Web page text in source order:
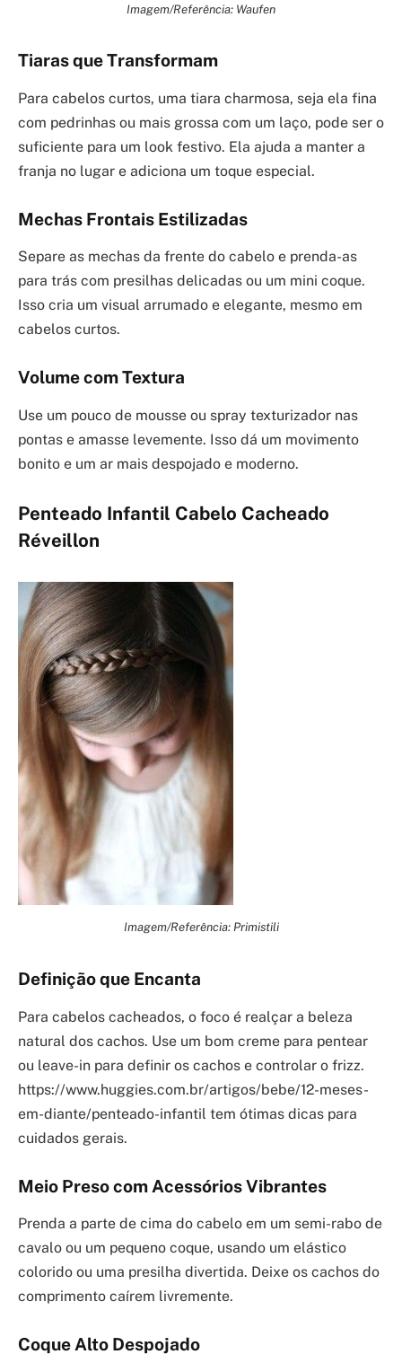
Imagem/Referência: Waufen
Tiaras que Transformam
Para cabelos curtos, uma tiara charmosa, seja ela fina
com pedrinhas ou mais grossa com um laço, pode ser o
suficiente para um look festivo. Ela ajuda a manter a
franja no lugar e adiciona um toque especial.
Mechas Frontais Estilizadas
Separe as mechas da frente do cabelo e prenda-as
para trás com presilhas delicadas ou um mini coque.
Isso cria um visual arrumado e elegante, mesmo em
cabelos curtos.
Volume com Textura
Use um pouco de mousse ou spray texturizador nas
pontas e amasse levemente. Isso dá um movimento
bonito e um ar mais despojado e moderno.
Penteado Infantil Cabelo Cacheado
Réveillon
Imagem/Referência: Primistili
Definição que Encanta
Para cabelos cacheados, o foco é realçar a beleza
natural dos cachos. Use um bom creme para pentear
ou leave-in para definir os cachos e controlar o frizz.
https://www.huggies.com.br/artigos/bebe/12-meses-
em-diante/penteado-infantil tem ótimas dicas para
cuidados gerais.
Meio Preso com Acessórios Vibrantes
Prenda a parte de cima do cabelo em um semi-rabo de
cavalo ou um pequeno coque, usando um elástico
colorido ou uma presilha divertida. Deixe os cachos do
comprimento caírem livremente.
Coque Alto Despojado